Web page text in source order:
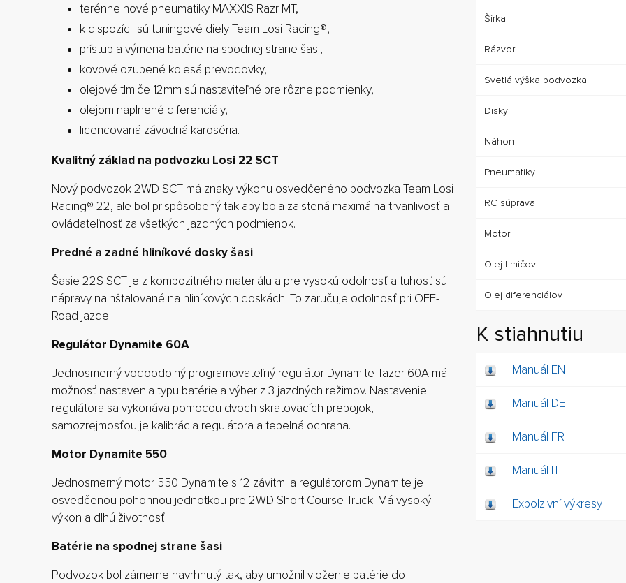
terénne nové pneumatiky MAXXIS Razr MT,
k dispozícii sú tuningové diely Team Losi Racing®,
prístup a výmena batérie na spodnej strane šasi,
kovové ozubené kolesá prevodovky,
olejové tlmiče 12mm sú nastaviteľné pre rôzne podmienky,
olejom naplnené diferenciály,
licencovaná závodná karoséria.
Kvalitný základ na podvozku Losi 22 SCT
Nový podvozok 2WD SCT má znaky výkonu osvedčeného podvozka Team Losi
Racing® 22, ale bol prispôsobený tak aby bola zaistená maximálna trvanlivosť a
ovládateľnosť za všetkých jazdných podmienok.
Predné a zadné hliníkové dosky šasi
Šasie 22S SCT je z kompozitného materiálu a pre vysokú odolnosť a tuhosť sú
nápravy nainštalované na hliníkových doskách. To zaručuje odolnosť pri OFF-
Road jazde.
Regulátor Dynamite 60A
Jednosmerný vodoodolný programovateľný regulátor Dynamite Tazer 60A má
možnosť nastavenia typu batérie a výber z 3 jazdných režimov. Nastavenie
regulátora sa vykonáva pomocou dvoch skratovacích prepojok,
samozrejmosťou je kalibrácia regulátora a tepelná ochrana.
Motor Dynamite 550
Jednosmerný motor 550 Dynamite s 12 závitmi a regulátorom Dynamite je
osvedčenou pohonnou jednotkou pre 2WD Short Course Truck. Má vysoký
výkon a dlhú životnosť.
Batérie na spodnej strane šasi
Podvozok bol zámerne navrhnutý tak, aby umožnil vloženie batérie do
Šírka
Rázvor
Svetlá výška podvozka
Disky
Náhon
Pneumatiky
RC súprava
Motor
Olej tlmičov
Olej diferenciálov
K stiahnutiu
Manuál EN
Manuál DE
Manuál FR
Manuál IT
Expolzivní výkresy